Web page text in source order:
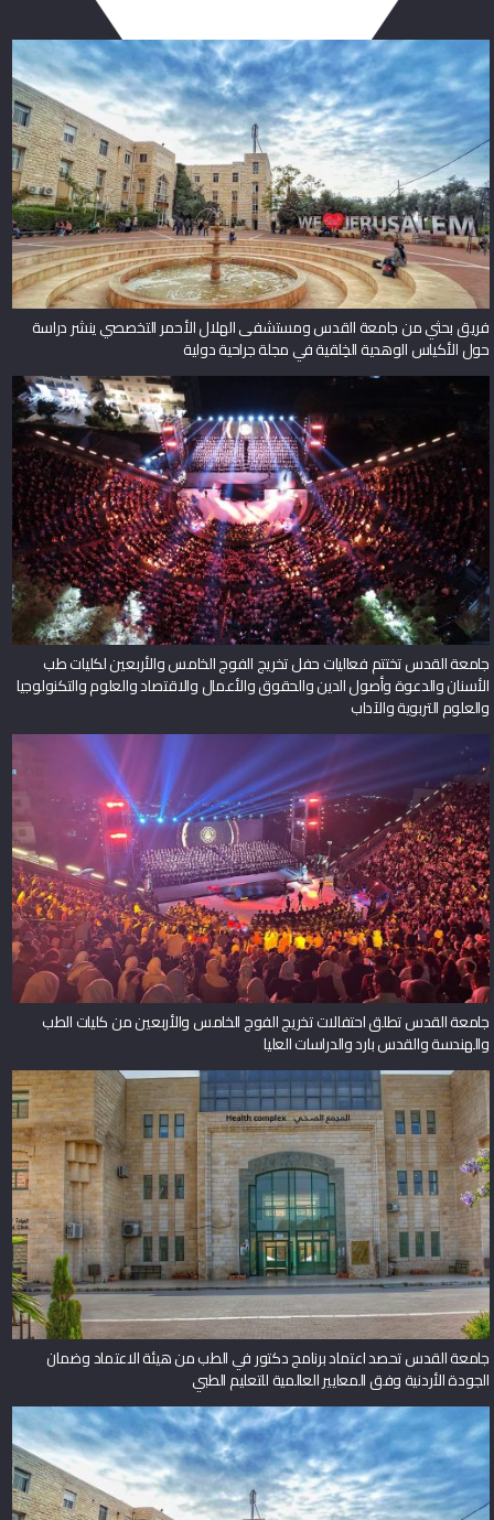
فريق بحثي من جامعة القدس ومستشفى الهلال الأحمر التخصصي ينشر دراسة
حول الأكياس الوهدية الخِلقية في مجلة جراحية دولية
جامعة القدس تختتم فعاليات حفل تخريج الفوج الخامس والأربعين لكليات طب
الأسنان والدعوة وأصول الدين والحقوق والأعمال والاقتصاد والعلوم والتكنولوجيا
والعلوم التربوية والآداب
جامعة القدس تطلق احتفالات تخريج الفوج الخامس والأربعين من كليات الطب
والهندسة والقدس بارد والدراسات العليا
جامعة القدس تحصد اعتماد برنامج دكتور في الطب من هيئة الاعتماد وضمان
الجودة الأردنية وفق المعايير العالمية للتعليم الطبي